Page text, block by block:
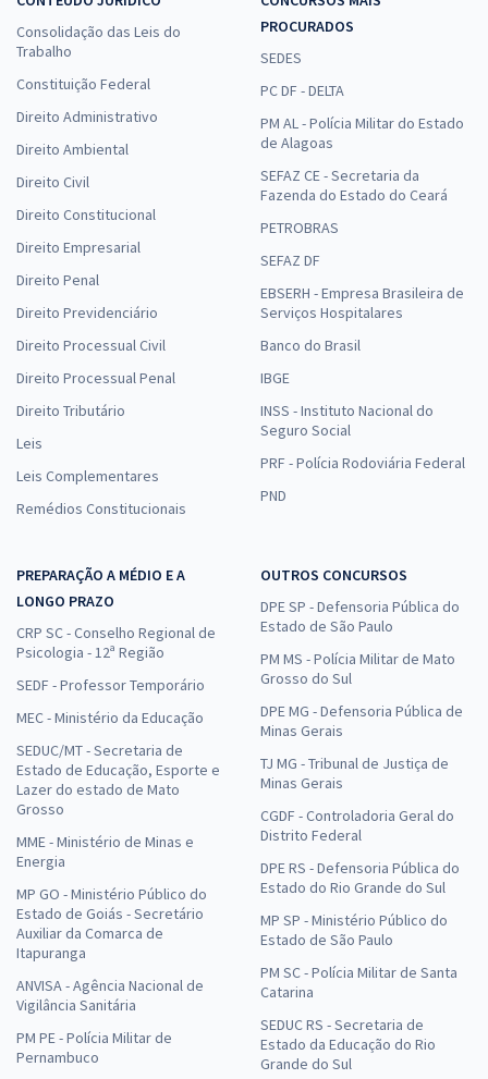
Consolidação das Leis do
Trabalho
Constituição Federal
Direito Administrativo
Direito Ambiental
Direito Civil
Direito Constitucional
Direito Empresarial
Direito Penal
Direito Previdenciário
Direito Processual Civil
Direito Processual Penal
Direito Tributário
Leis
Leis Complementares
Remédios Constitucionais
PROCURADOS
SEDES
PC DF - DELTA
PM AL - Polícia Militar do Estado
de Alagoas
SEFAZ CE - Secretaria da
Fazenda do Estado do Ceará
PETROBRAS
SEFAZ DF
EBSERH - Empresa Brasileira de
Serviços Hospitalares
Banco do Brasil
IBGE
INSS - Instituto Nacional do
Seguro Social
PRF - Polícia Rodoviária Federal
PND
PREPARAÇÃO A MÉDIO E A
LONGO PRAZO
CRP SC - Conselho Regional de
Psicologia - 12ª Região
SEDF - Professor Temporário
MEC - Ministério da Educação
SEDUC/MT - Secretaria de
Estado de Educação, Esporte e
Lazer do estado de Mato
Grosso
MME - Ministério de Minas e
Energia
MP GO - Ministério Público do
Estado de Goiás - Secretário
Auxiliar da Comarca de
Itapuranga
ANVISA - Agência Nacional de
Vigilância Sanitária
PM PE - Polícia Militar de
Pernambuco
OUTROS CONCURSOS
DPE SP - Defensoria Pública do
Estado de São Paulo
PM MS - Polícia Militar de Mato
Grosso do Sul
DPE MG - Defensoria Pública de
Minas Gerais
TJ MG - Tribunal de Justiça de
Minas Gerais
CGDF - Controladoria Geral do
Distrito Federal
DPE RS - Defensoria Pública do
Estado do Rio Grande do Sul
MP SP - Ministério Público do
Estado de São Paulo
PM SC - Polícia Militar de Santa
Catarina
SEDUC RS - Secretaria de
Estado da Educação do Rio
Grande do Sul